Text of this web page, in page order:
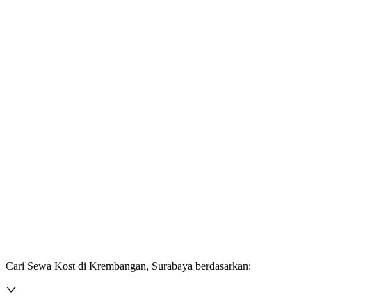
Cari Sewa Kost di Krembangan, Surabaya berdasarkan: